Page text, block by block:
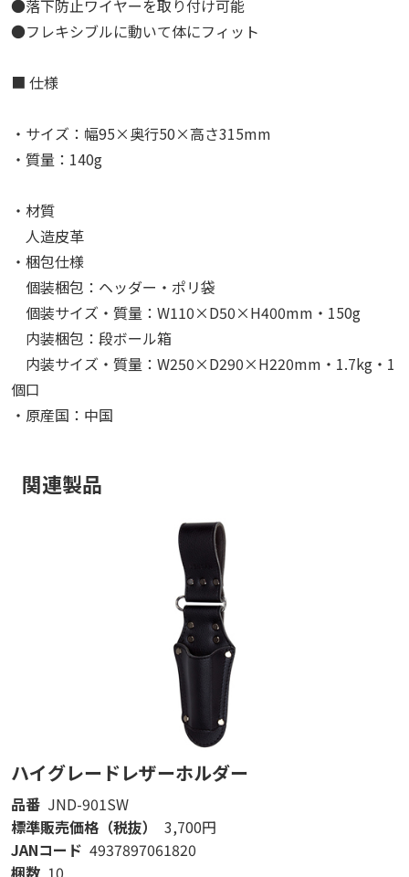
●落下防止ワイヤーを取り付け可能
●フレキシブルに動いて体にフィット
■ 仕様
・サイズ：幅95×奥行50×高さ315mm
・質量：140g
・材質
人造皮革
・梱包仕様
個装梱包：ヘッダー・ポリ袋
個装サイズ・質量：W110×D50×H400mm・150g
内装梱包：段ボール箱
内装サイズ・質量：W250×D290×H220mm・1.7kg・1
個口
・原産国：中国
関連製品
ハイグレードレザーホルダー
品番 JND-901SW
標準販売価格（税抜）
3,700円
JANコード 4937897061820
梱数 10